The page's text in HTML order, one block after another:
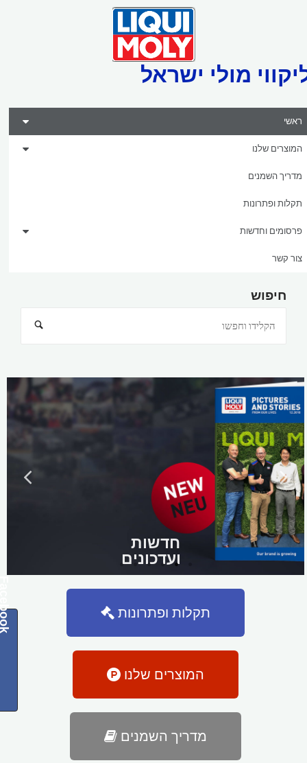
מולי ישראל
ראשי
המוצרים שלנו
מדריך השמנים
תקלות ופתרונות
פרסומים וחדשות
צור קשר
חיפוש
חדשות
ועדכונים
תקלות ופתרונות
המוצרים שלנו
מדריך השמנים
Facebook